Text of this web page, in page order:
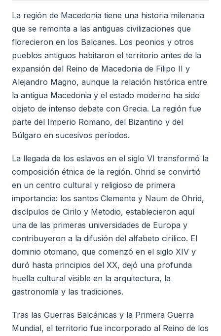
La región de Macedonia tiene una historia milenaria
que se remonta a las antiguas civilizaciones que
florecieron en los Balcanes. Los peonios y otros
pueblos antiguos habitaron el territorio antes de la
expansión del Reino de Macedonia de Filipo II y
Alejandro Magno, aunque la relación histórica entre
la antigua Macedonia y el estado moderno ha sido
objeto de intenso debate con Grecia. La región fue
parte del Imperio Romano, del Bizantino y del
Búlgaro en sucesivos períodos.
La llegada de los eslavos en el siglo VI transformó la
composición étnica de la región. Ohrid se convirtió
en un centro cultural y religioso de primera
importancia: los santos Clemente y Naum de Ohrid,
discípulos de Cirilo y Metodio, establecieron aquí
una de las primeras universidades de Europa y
contribuyeron a la difusión del alfabeto cirílico. El
dominio otomano, que comenzó en el siglo XIV y
duró hasta principios del XX, dejó una profunda
huella cultural visible en la arquitectura, la
gastronomía y las tradiciones.
Tras las Guerras Balcánicas y la Primera Guerra
Mundial, el territorio fue incorporado al Reino de los